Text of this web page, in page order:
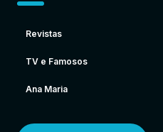
Revistas
TV e Famosos
Ana Maria